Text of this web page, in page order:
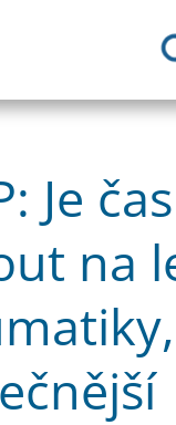
Ministerstvo
Je čas
na